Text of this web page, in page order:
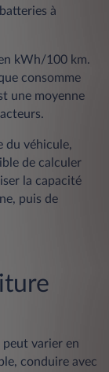
à
kWh/100 km.
consomme
une moyenne
du véhicule,
de calculer
la capacité
puis de
varier en
conduire avec